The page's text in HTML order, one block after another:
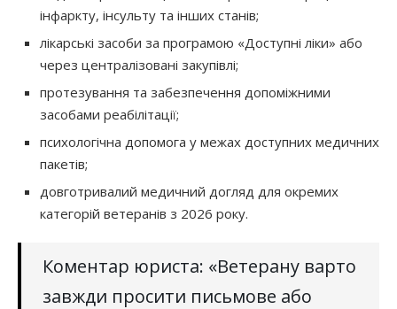
інфаркту, інсульту та інших станів;
лікарські засоби за програмою «Доступні ліки» або
через централізовані закупівлі;
протезування та забезпечення допоміжними
засобами реабілітації;
психологічна допомога у межах доступних медичних
пакетів;
довготривалий медичний догляд для окремих
категорій ветеранів з 2026 року.
Коментар юриста: «Ветерану варто
завжди просити письмове або